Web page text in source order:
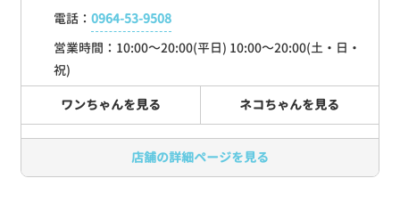
電話：0964-53-9508
営業時間：10:00～20:00(平日) 10:00～20:00(土・日・
祝)
ワンちゃんを見る ネコちゃんを見る
店舗の詳細ページを見る